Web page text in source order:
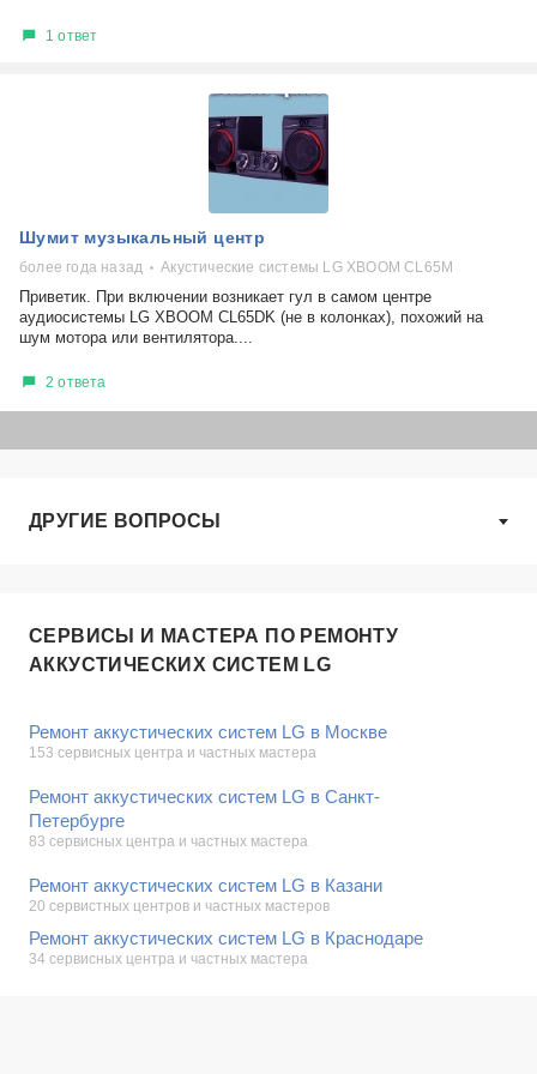
1 ответ
Шумит музыкальный центр
более года назад Акустические системы LG XBOOM CL65M
Приветик. При включении возникает гул в самом центре
аудиосистемы LG XBOOM CL65DK (не в колонках), похожий на
шум мотора или вентилятора....
2 ответа
ДРУГИЕ ВОПРОСЫ
СЕРВИСЫ И МАСТЕРА ПО РЕМОНТУ
АККУСТИЧЕСКИХ СИСТЕМ LG
Ремонт аккустических систем LG в Москве
153 сервисных центра и частных мастера
Ремонт аккустических систем LG в Санкт-
Петербурге
83 сервисных центра и частных мастера
Ремонт аккустических систем LG в Казани
20 сервистных центров и частных мастеров
Ремонт аккустических систем LG в Краснодаре
34 сервисных центра и частных мастера